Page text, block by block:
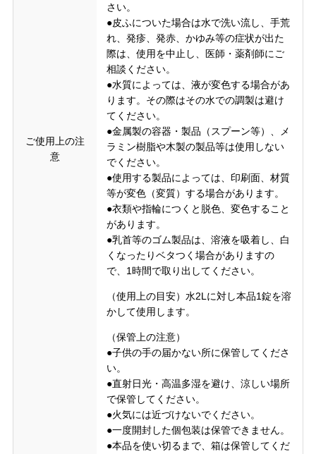
ご使用上の注
意
さい。
●皮ふについた場合は水で洗い流し、手荒
れ、発疹、発赤、かゆみ等の症状が出た
際は、使用を中止し、医師・薬剤師にご
相談ください。
●水質によっては、液が変色する場合があ
ります。その際はその水での調製は避け
てください。
●金属製の容器・製品（スプーン等）、メ
ラミン樹脂や木製の製品等は使用しない
でください。
●使用する製品によっては、印刷面、材質
等が変色（変質）する場合があります。
●衣類や指輪につくと脱色、変色すること
があります。
●乳首等のゴム製品は、溶液を吸着し、白
くなったりベタつく場合がありますの
で、1時間で取り出してください。
（使用上の目安）水2Lに対し本品1錠を溶
かして使用します。
（保管上の注意）
●子供の手の届かない所に保管してくださ
い。
●直射日光・高温多湿を避け、涼しい場所
で保管してください。
●火気には近づけないでください。
●一度開封した個包装は保管できません。
●本品を使い切るまで、箱は保管してくだ